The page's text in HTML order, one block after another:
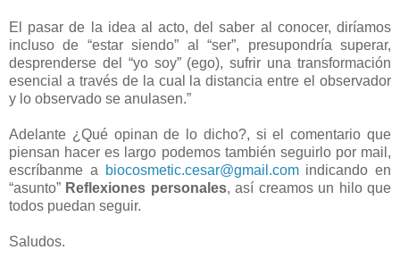
El pasar de la idea al acto, del saber al conocer, diríamos
incluso de “estar siendo” al “ser”, presupondría superar,
desprenderse del “yo soy” (ego), sufrir una transformación
esencial a través de la cual la distancia entre el observador
y lo observado se anulasen.”
Adelante ¿Qué opinan de lo dicho?, si el comentario que
piensan hacer es largo podemos también seguirlo por mail,
escríbanme a
biocosmetic.cesar@gmail.comindicando en
“asunto” Reflexiones personales, así creamos un hilo que
todos puedan seguir.
Saludos.